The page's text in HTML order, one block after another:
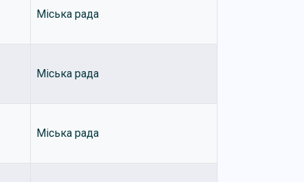
Міська рада
Міська рада
Міська рада